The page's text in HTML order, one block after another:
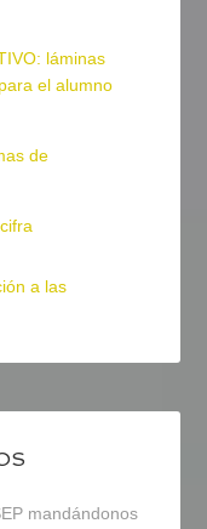
láminas
el alumno
de
a las
mandándonos